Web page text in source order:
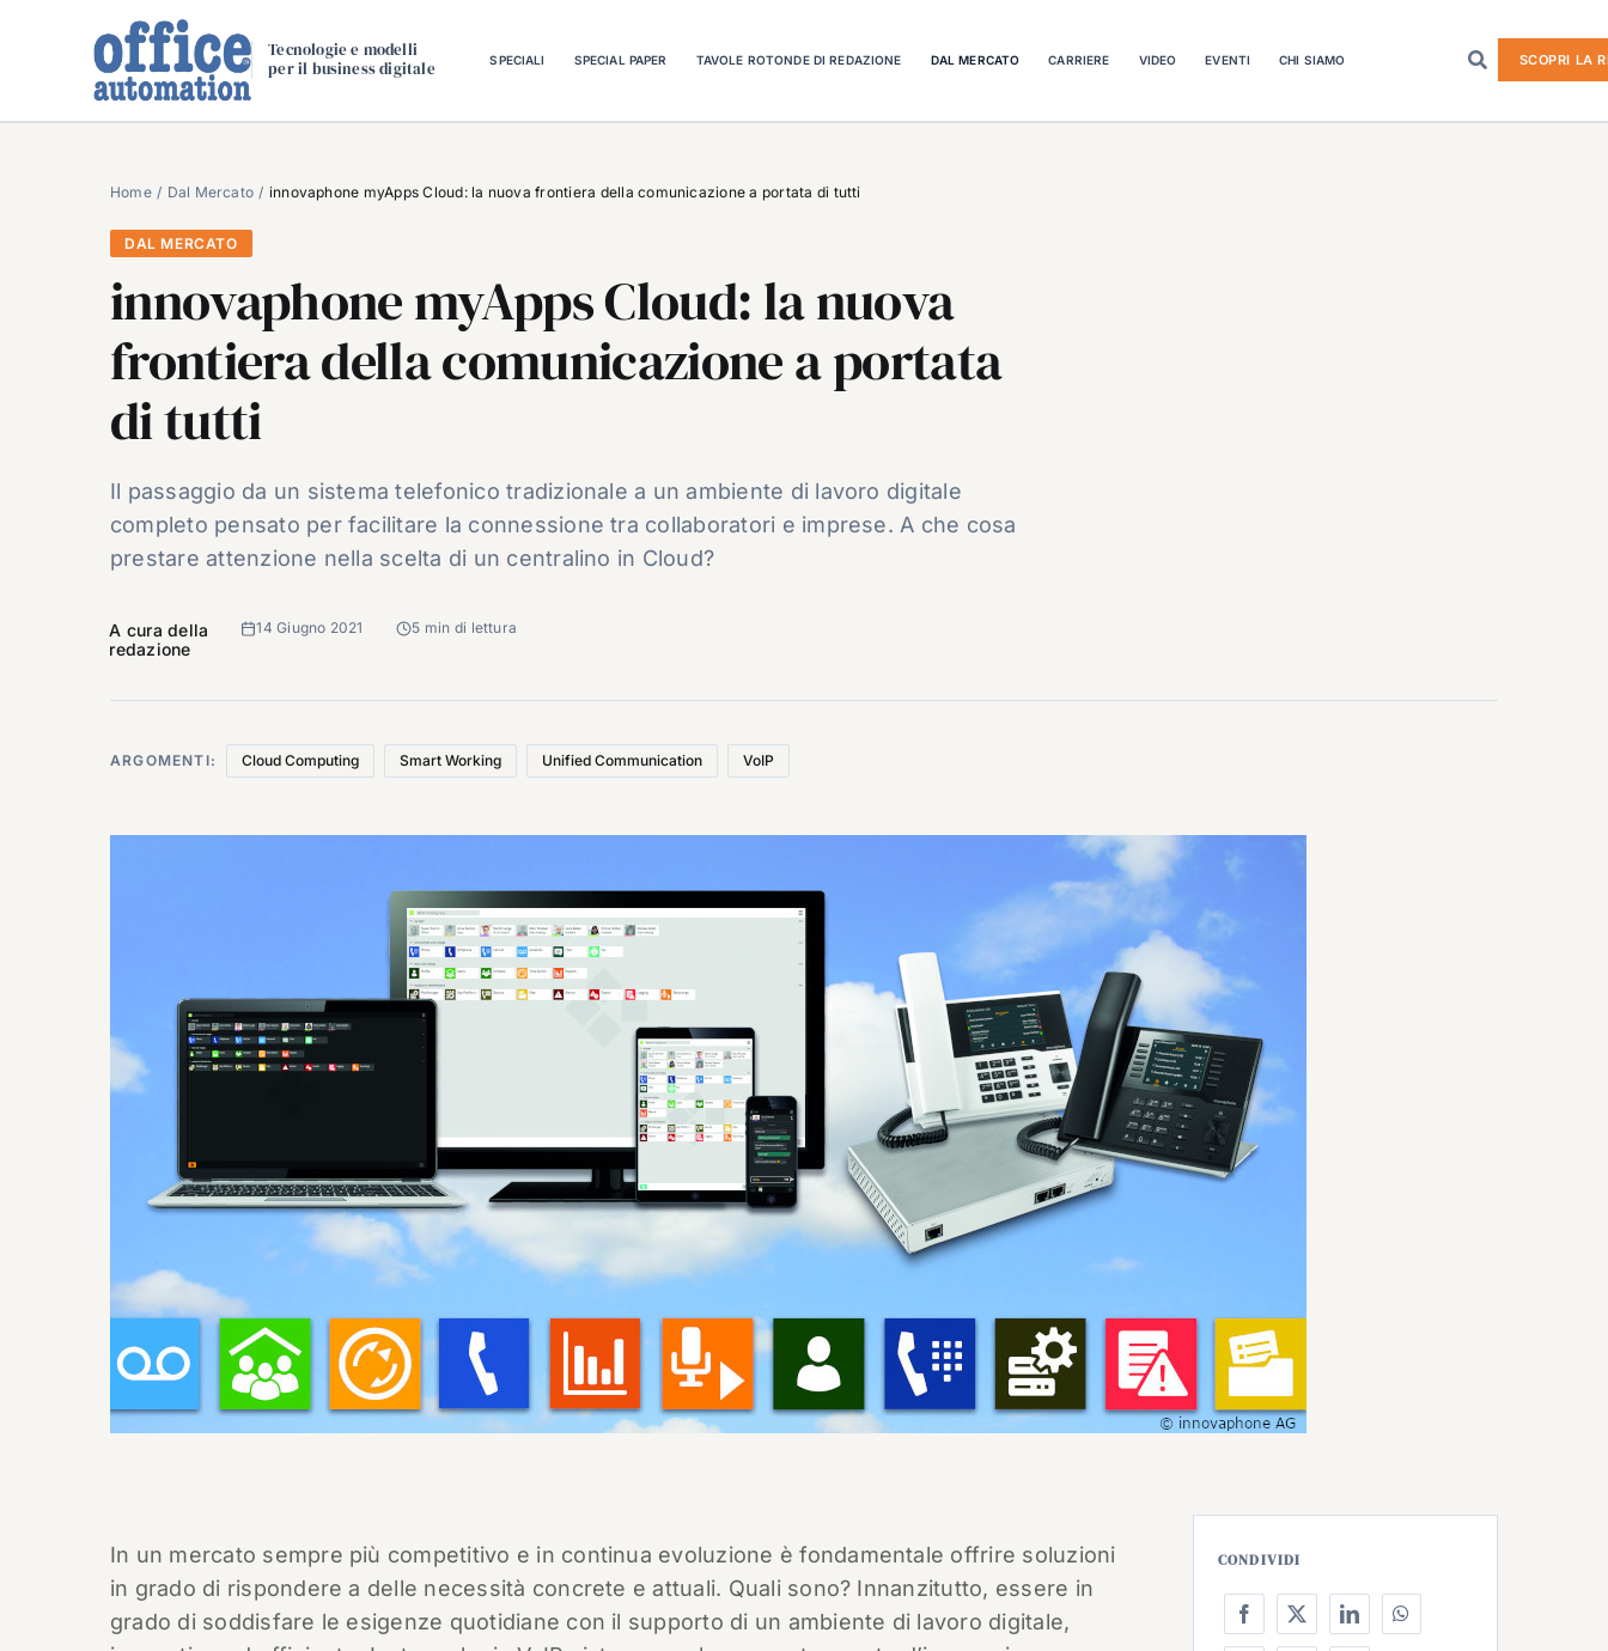
Tecnologie e modelli
per il business digitale
SPECIALI SPECIAL PAPER TAVOLE ROTONDE DI REDAZIONE DAL MERCATO CARRIERE VIDEO EVENTI CHI SIAMO SCOPRI LA
Home Dal Mercato innovaphone myApps Cloud: la nuova frontiera della comunicazione a portata di tutti
DAL MERCATO
innovaphone myApps Cloud: la nuova
frontiera della comunicazione a portata
di tutti
Il passaggio da un sistema telefonico tradizionale a un ambiente di lavoro digitale
completo pensato per facilitare la connessione tra collaboratori e imprese. A che cosa
prestare attenzione nella scelta di un centralino in Cloud?
A cura della
redazione
14 Giugno 2021 5 min di lettura
ARGOMENTI: Cloud Computing Smart Working Unified Communication VoIP
In un mercato sempre più competitivo e in continua evoluzione è fondamentale offrire soluzioni
in grado di rispondere a delle necessità concrete e attuali. Quali sono? Innanzitutto, essere in
grado di soddisfare le esigenze quotidiane con il supporto di un ambiente di lavoro digitale,
CONDIVIDI